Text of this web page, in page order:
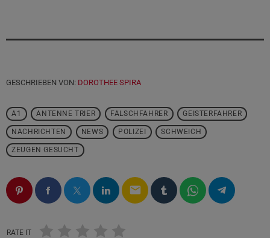
GESCHRIEBEN VON: DOROTHEE SPIRA
A1 ANTENNE TRIER FALSCHFAHRER GEISTERFAHRER
NACHRICHTEN NEWS POLIZEI SCHWEICH
ZEUGEN GESUCHT
email
RATE IT